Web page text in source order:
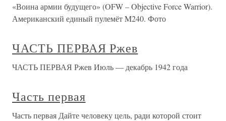
«Воина армии будущего» (OFW – Objective Force Warrior).
Американский единый пулемёт M240. Фото
ЧАСТЬ ПЕРВАЯ Ржев
ЧАСТЬ ПЕРВАЯ Ржев Июль — декабрь 1942 года
Часть первая
Часть первая Дайте человеку цель, ради которой стоит